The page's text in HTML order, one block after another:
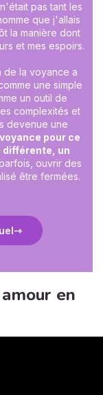
pas tant les
que j'allais
la manière dont
et mes espoirs.
de la voyance a
une simple
un outil de
complexités et
devenue une
pour ce
différente, un
ouvrir des
être fermées.
en